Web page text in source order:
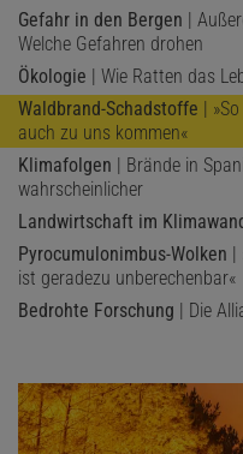
Gefahr in den Bergen |
Welche Gefahren drohen
Ökologie | Wie Ratten das
Waldbrand-Schadstoffe |
auch zu uns kommen«
Klimafolgen | Brände in
wahrscheinlicher
Landwirtschaft im
Pyrocumulonimbus-Wolken |
ist geradezu unberechenbar«
Bedrohte Forschung | Die